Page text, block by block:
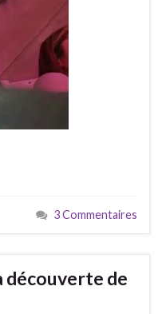
3 Commentaires
découverte de